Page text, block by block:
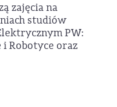
zajęcia na
studiów
PW:
Robotyce oraz